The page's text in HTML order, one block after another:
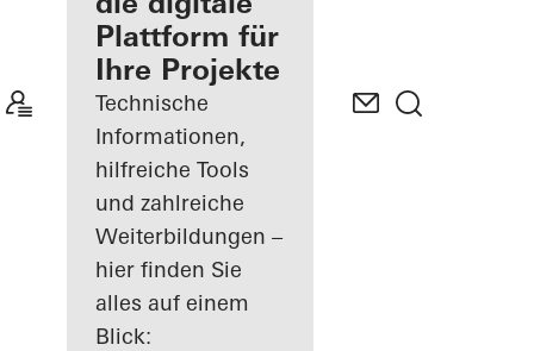
Mein
Arbeitsplatz
kennenlernen
Plattform für
Ihre Projekte
Technische
Informationen,
hilfreiche Tools
und zahlreiche
Weiterbildungen –
hier finden Sie
alles auf einem
Blick: